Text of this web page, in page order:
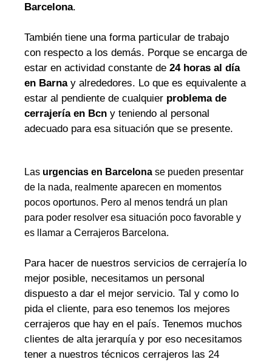
Barcelona.
También tiene una forma particular de trabajo
con respecto a los demás. Porque se encarga de
estar en actividad constante de 24 horas al día
en Barnay alrededores. Lo que es equivalente a
estar al pendiente de cualquier problema de
cerrajería en Bcn y teniendo al personal
adecuado para esa situación que se presente.
Las urgencias en Barcelona se pueden presentar
de la nada, realmente aparecen en momentos
pocos oportunos. Pero al menos tendrá un plan
para poder resolver esa situación poco favorable y
es llamar a Cerrajeros Barcelona.
Para hacer de nuestros servicios de cerrajería lo
mejor posible, necesitamos un personal
dispuesto a dar el mejor servicio. Tal y como lo
pida el cliente, para eso tenemos los mejores
cerrajeros que hay en el país. Tenemos muchos
clientes de alta jerarquía y por eso necesitamos
tener a nuestros técnicos cerrajeros las 24